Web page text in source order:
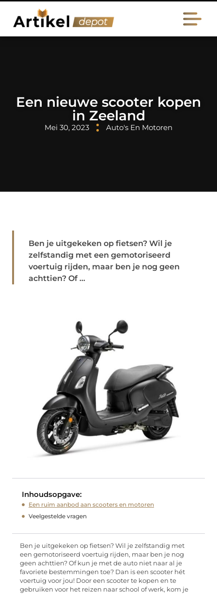
Een nieuwe scooter kopen
in Zeeland
Mei 30, 2023 Auto's En Motoren
Ben je uitgekeken op fietsen? Wil je
zelfstandig met een gemotoriseerd
voertuig rijden, maar ben je nog geen
achttien? Of ...
Inhoudsopgave:
Een ruim aanbod aan scooters en motoren
Veelgestelde vragen
Ben je uitgekeken op fietsen? Wil je zelfstandig met
een gemotoriseerd voertuig rijden, maar ben je nog
geen achttien? Of kun je met de auto niet naar al je
favoriete bestemmingen toe? Dan is een scooter hét
voertuig voor jou! Door een scooter te kopen en te
gebruiken voor het reizen naar school of werk, kom je